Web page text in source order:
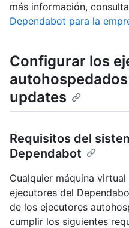
más información, consulta
Dependabot para la
Configurar los
updates
Requisitos del
Dependabot
Cualquier máquina
ejecutores del
de los ejecutores
cumplir los siguientes